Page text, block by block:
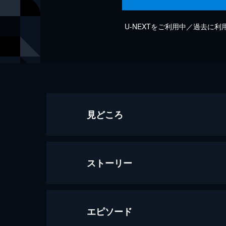
U-NEXTをご利用中／過去に利
見どころ
ストーリー
エピソード